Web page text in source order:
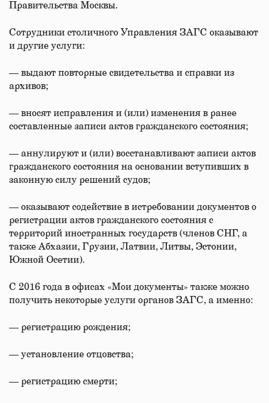
Правительства Москвы.
Сотрудники столичного Управления ЗАГС оказывают
и другие услуги:
— выдают повторные свидетельства и справки из
архивов;
— вносят исправления и (или) изменения в ранее
составленные записи актов гражданского состояния;
— аннулируют и (или) восстанавливают записи актов
гражданского состояния на основании вступивших в
законную силу решений судов;
— оказывают содействие в истребовании документов о
регистрации актов гражданского состояния с
территорий иностранных государств (членов СНГ, а
также Абхазии, Грузии, Латвии, Литвы, Эстонии,
Южной Осетии).
С 2016 года в офисах «Мои документы» также можно
получить некоторые услуги органов ЗАГС, а именно:
— регистрацию рождения;
— установление отцовства;
— регистрацию смерти;